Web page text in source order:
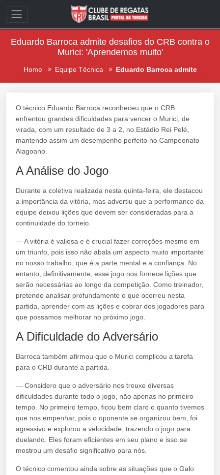
Eduardo Barroca admite desafios do CRB contra o
Murici: 'Aprendemos muito'
Home Equipe Técnica Eduardo Barroca admite
O técnico Eduardo Barroca reconheceu que o CRB
enfrentou grandes dificuldades para vencer o Murici, de
virada, com um resultado de 3 a 2, no Estádio Rei Pelé,
mantendo assim um desempenho perfeito no Campeonato
Alagoano.
A Análise do Jogo
Durante a coletiva realizada nesta quinta-feira, ele destacou
a importância da vitória, mas advertiu que a performance da
equipe deixou lições que devem ser consideradas para a
continuidade do torneio.
— A vitória é valiosa e é crucial fazer correções mesmo em
um triunfo, pois isso não abala um aspecto muito importante
no nosso trabalho, que é a parte mental e a confiança. No
entanto, definitivamente, esse jogo nos fornece lições que
serão necessárias ao longo da competição. Como treinador,
pretendo analisar profundamente o que ocorreu nesta
partida, aprender com as lições e cobrar dos jogadores para
que possamos melhorar no próximo jogo.
A Dificuldade do Adversário
Barroca também afirmou que o Murici complicou a tarefa
para o CRB durante a partida.
— Considero que o adversário nos trouxe diversas
dificuldades durante todo o jogo, não apenas no primeiro
tempo. No primeiro tempo, ficou bem claro o quanto tivemos
que nos empenhar, pois o oponente se organizou bem, foi
agressivo e explorou a velocidade, trazendo o jogo para
duelando. Eles foram eficientes em seu plano e isso se
mostrou um desafio significativo para nós.
O técnico comentou ainda sobre as situações que o Galo